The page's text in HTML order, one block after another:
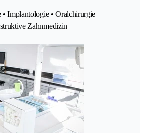
• Implantologie • Oralchirurgie
Zahnmedizin